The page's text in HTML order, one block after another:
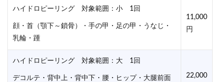
ハイドロピーリング 対象範囲：小 1回
顔・首（顎下～鎖骨）・手の甲・足の甲・うなじ・
乳輪・踵
11,000
円
ハイドロピーリング 対象範囲：大 1回
デコルテ・背中上・背中下・腰・ヒップ・大腿前面
22,000